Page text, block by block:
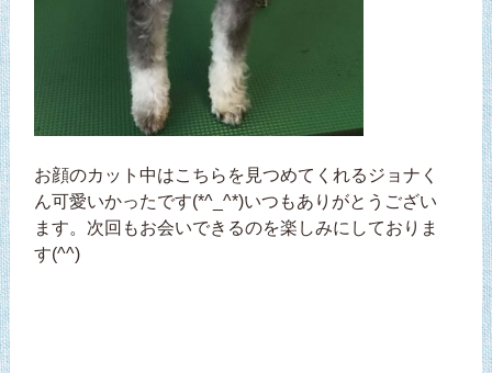
お顔のカット中はこちらを見つめてくれるジョナく
ん可愛いかったです(*^_^*)いつもありがとうござい
ます。次回もお会いできるのを楽しみにしておりま
す(^^)